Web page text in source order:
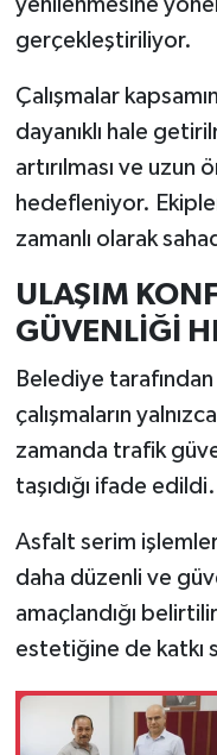
yenilenmesine
gerçekleştiriliyor.
Çalışmalar
dayanıklı hale
artırılması ve uzun
hedefleniyor.
zamanlı olarak
ULAŞIM
GÜVENLİĞİ
Belediye
çalışmaların
zamanda trafik
taşıdığı ifade edildi.
Asfalt serim
daha düzenli ve
amaçlandığı
estetiğine de katkı